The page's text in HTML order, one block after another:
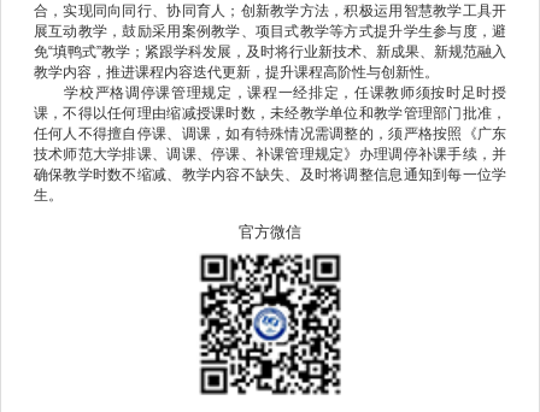
合，实现同向同行、协同育人；创新教学方法，积极运用智慧教学工具开
展互动教学，鼓励采用案例教学、项目式教学等方式提升学生参与度，避
免“填鸭式”教学；紧跟学科发展，及时将行业新技术、新成果、新规范融入
教学内容，推进课程内容迭代更新，提升课程高阶性与创新性。
学校严格调停课管理规定，课程一经排定，任课教师须按时足时授
课，不得以任何理由缩减授课时数，未经教学单位和教学管理部门批准，
任何人不得擅自停课、调课，如有特殊情况需调整的，须严格按照《广东
技术师范大学排课、调课、停课、补课管理规定》办理调停补课手续，并
确保教学时数不缩减、教学内容不缺失、及时将调整信息通知到每一位学
生。
官方微信